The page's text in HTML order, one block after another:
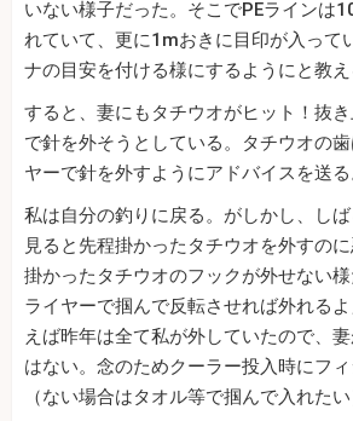
いない様子だった。そこでPEラインは
れていて、更に1mおきに目印が入って
ナの目安を付ける様にするようにと教え
すると、妻にもタチウオがヒット！抜
で針を外そうとしている。タチウオの
ヤーで針を外すようにアドバイスを送る
私は自分の釣りに戻る。がしかし、し
見ると先程掛かったタチウオを外すのに
掛かったタチウオのフックが外せない
ライヤーで掴んで反転させれば外れる
えば昨年は全て私が外していたので、
はない。念のためクーラー投入時にフ
（ない場合はタオル等で掴んで入れたい